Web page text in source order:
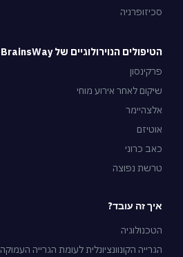
סכיזופרניה
הטיפולים הנוירולוגיים של BrainsWay
פרקינסון
שיקום לאחר אירוע מוחי
אלצהיימר
אוטיזם
כאב כרוני
טרשת נפוצה
איך זה עובד?
הטכנולוגיה
הגרייה הקונוונציונלית לעומת הגרייה העמוקה